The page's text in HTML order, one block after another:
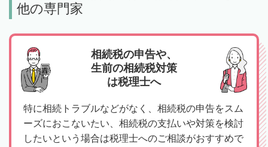
他の専門家
相続税の申告や、
生前の相続税対策
は税理士へ
特に相続トラブルなどがなく、相続税の申告をスム
ーズにおこないたい、相続税の支払いや対策を検討
したいという場合は税理士へのご相談がおすすめで